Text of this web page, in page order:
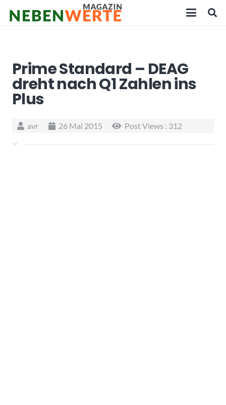
Prime Standard – DEAG
dreht nach Q1 Zahlen ins
Plus
avr 26 Mai 2015 Post Views : 312